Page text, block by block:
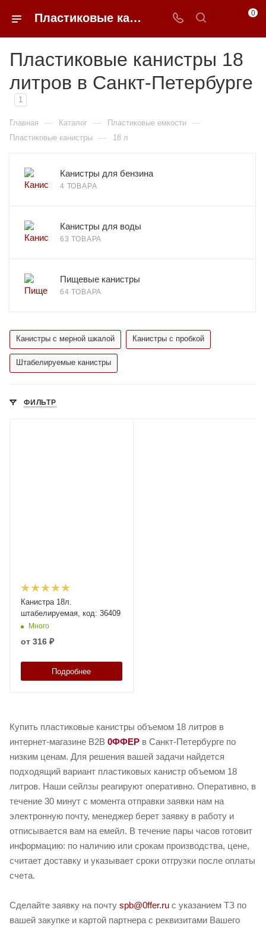
Пластиковые канистры 18 литров недорого в Санкт-Петербурге | 0FFER 0
Пластиковые канистры 18
литров в Санкт-Петербурге
1
Главная — Каталог — Пластиковые емкости —
Пластиковые канистры — 18 л
Канистры для бензина
4 ТОВАРА
Канистры для воды
63 ТОВАРА
Пищевые канистры
64 ТОВАРА
Канистры с мерной шкалой Канистры с пробкой
Штабелируемые канистры
ФИЛЬТР
Канистра 18л.
штабелируемая, код: 36409
Много
от 316 ₽
Подробнее
Купить пластиковые канистры объемом 18 литров в
интернет-магазине B2B 0ФФЕР в Санкт-Петербурге по
низким ценам. Для решения вашей задачи найдется
подходящий вариант пластиковых канистр объемом 18
литров. Наши сейлзы реагируют оперативно. Оперативно, в
течение 30 минут с момента отправки заявки нам на
электронную почту, менеджер берет заявку в работу и
отписывается вам на емейл. В течение пары часов готовит
информацию: по наличию или срокам производства, цене,
считает доставку и указывает сроки отгрузки после оплаты
счета.
Сделайте заявку на почту spb@0ffer.ru с указанием ТЗ по
вашей закупке и картой партнера с реквизитами Вашего